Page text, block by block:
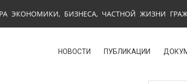
ЭКОНОМИКИ, БИЗНЕСА, ЧАСТНОЙ ЖИЗНИ
НОВОСТИ ПУБЛИКАЦИИ